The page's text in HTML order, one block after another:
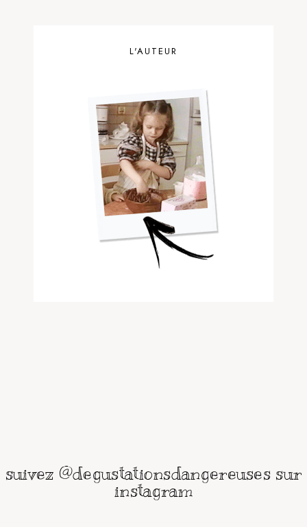
L'AUTEUR
suivez @degustationsdangereuses sur
instagram